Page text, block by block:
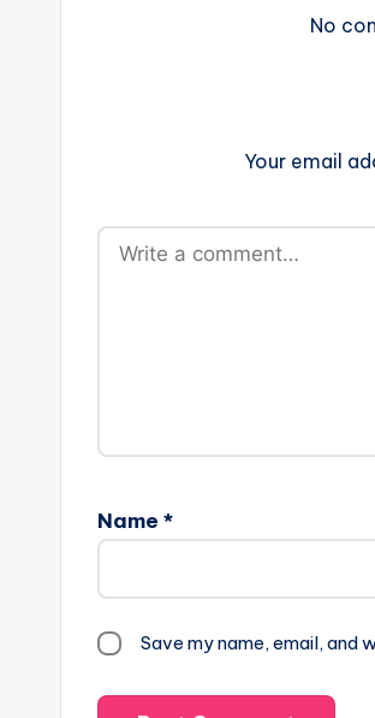
No
Your email
Name *
Save my name, email,